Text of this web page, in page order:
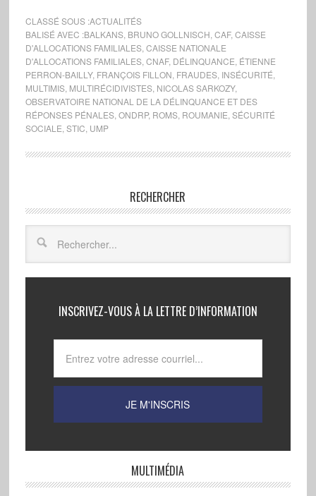
CLASSÉ SOUS :ACTUALITÉS
BALISÉ AVEC :BALKANS, BRUNO GOLLNISCH CAF, CAISSE
D'ALLOCATIONS FAMILIALES, CAISSE NATIONALE
D'ALLOCATIONS FAMILIALES, CNAF, DÉLINQUANCE ÉTIENNE
PERRON-BAILLY, FRANÇOIS FILLON FRAUDES, INSÉCURITÉ
MULTIMIS, MULTIRÉCIDIVISTES, NICOLAS SARKOZY,
OBSERVATOIRE NATIONAL DE LA DÉLINQUANCE ET DES
RÉPONSES PÉNALES, ONDRP, ROMS, ROUMANIE SÉCURITÉ
SOCIALE STIC UMP
RECHERCHER
INSCRIVEZ-VOUS À LA LETTRE D’INFORMATION
MULTIMÉDIA